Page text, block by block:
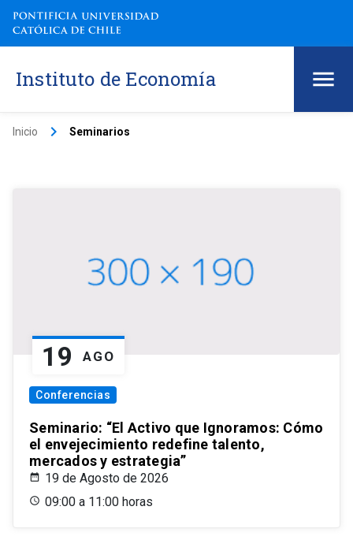
Instituto de Economía
Inicio keyboard_arrow_right Seminarios
19 AGO
Conferencias
Seminario: “El Activo que Ignoramos: Cómo
el envejecimiento redefine talento,
mercados y estrategia”
19 de Agosto de 2026
09:00 a 11:00 horas